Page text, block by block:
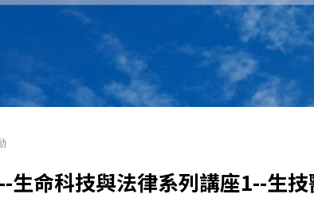
生命科技與法律系列講座1--生